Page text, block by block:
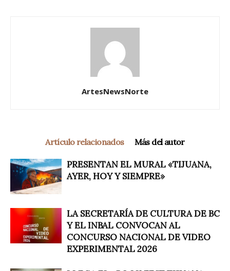
ArtesNewsNorte
Artículo relacionados Más del autor
PRESENTAN EL MURAL «TIJUANA,
AYER, HOY Y SIEMPRE»
LA SECRETARÍA DE CULTURA DE BC
Y EL INBAL CONVOCAN AL
CONCURSO NACIONAL DE VIDEO
EXPERIMENTAL 2026